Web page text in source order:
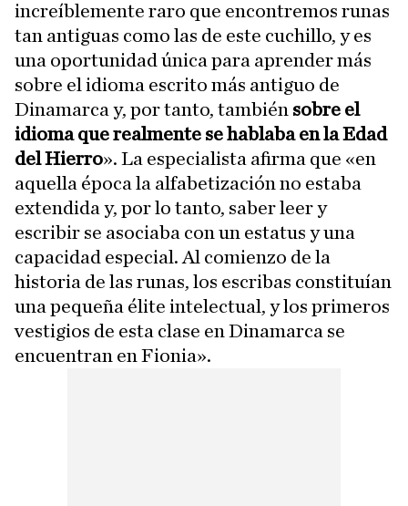
increíblemente raro que encontremos runas
tan antiguas como las de este cuchillo, y es
una oportunidad única para aprender más
sobre el idioma escrito más antiguo de
Dinamarca y, por tanto, también sobre el
idioma que realmente se hablaba en la Edad
del Hierro». La especialista afirma que «en
aquella época la alfabetización no estaba
extendida y, por lo tanto, saber leer y
escribir se asociaba con un estatus y una
capacidad especial. Al comienzo de la
historia de las runas, los escribas constituían
una pequeña élite intelectual, y los primeros
vestigios de esta clase en Dinamarca se
encuentran en Fionia».